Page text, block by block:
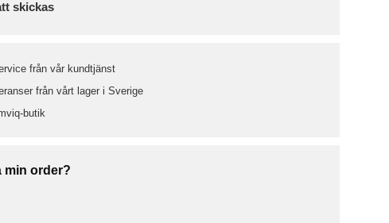
skickas
från vår kundtjänst
från vårt lager i Sverige
butik
min order?